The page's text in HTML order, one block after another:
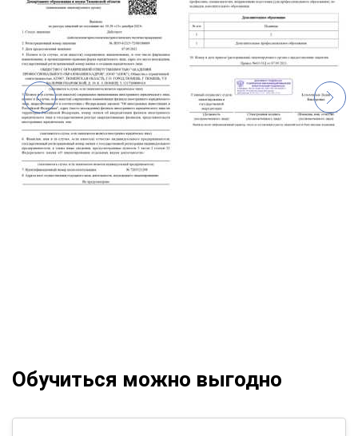
Обучиться можно выгодно